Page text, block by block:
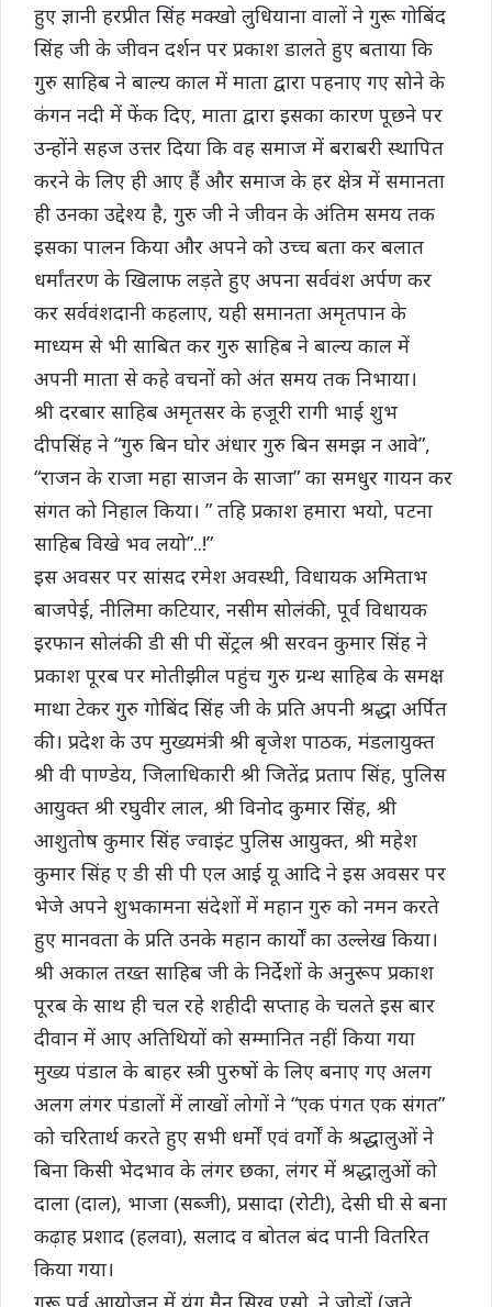
हुए ज्ञानी हरप्रीत सिंह मक्खो लुधियाना वालों ने गुरू गोबिंद
सिंह जी के जीवन दर्शन पर प्रकाश डालते हुए बताया कि
गुरु साहिब ने बाल्य काल में माता द्वारा पहनाए गए सोने के
कंगन नदी में फेंक दिए, माता द्वारा इसका कारण पूछने पर
उन्होंने सहज उत्तर दिया कि वह समाज में बराबरी स्थापित
करने के लिए ही आए हैं और समाज के हर क्षेत्र में समानता
ही उनका उद्देश्य है, गुरु जी ने जीवन के अंतिम समय तक
इसका पालन किया और अपने को उच्च बता कर बलात
धर्मांतरण के खिलाफ लड़ते हुए अपना सर्ववंश अर्पण कर
कर सर्ववंशदानी कहलाए, यही समानता अमृतपान के
माध्यम से भी साबित कर गुरु साहिब ने बाल्य काल में
अपनी माता से कहे वचनों को अंत समय तक निभाया।
श्री दरबार साहिब अमृतसर के हजूरी रागी भाई शुभ
दीपसिंह ने “गुरु बिन घोर अंधार गुरु बिन समझ न आवे”,
“राजन के राजा महा साजन के साजा” का समधुर गायन कर
संगत को निहाल किया। ” तहि प्रकाश हमारा भयो, पटना
साहिब विखे भव लयो”..!”
इस अवसर पर सांसद रमेश अवस्थी, विधायक अमिताभ
बाजपेई, नीलिमा कटियार, नसीम सोलंकी, पूर्व विधायक
इरफान सोलंकी डी सी पी सेंट्रल श्री सरवन कुमार सिंह ने
प्रकाश पूरब पर मोतीझील पहुंच गुरु ग्रन्थ साहिब के समक्ष
माथा टेकर गुरु गोबिंद सिंह जी के प्रति अपनी श्रद्धा अर्पित
की। प्रदेश के उप मुख्यमंत्री श्री बृजेश पाठक, मंडलायुक्त
श्री वी पाण्डेय, जिलाधिकारी श्री जितेंद्र प्रताप सिंह, पुलिस
आयुक्त श्री रघुवीर लाल, श्री विनोद कुमार सिंह, श्री
आशुतोष कुमार सिंह ज्वाइंट पुलिस आयुक्त, श्री महेश
कुमार सिंह ए डी सी पी एल आई यू आदि ने इस अवसर पर
भेजे अपने शुभकामना संदेशों में महान गुरु को नमन करते
हुए मानवता के प्रति उनके महान कार्यों का उल्लेख किया।
श्री अकाल तख्त साहिब जी के निर्देशों के अनुरूप प्रकाश
पूरब के साथ ही चल रहे शहीदी सप्ताह के चलते इस बार
दीवान में आए अतिथियों को सम्मानित नहीं किया गया
मुख्य पंडाल के बाहर स्त्री पुरुषों के लिए बनाए गए अलग
अलग लंगर पंडालों में लाखों लोगों ने “एक पंगत एक संगत”
को चरितार्थ करते हुए सभी धर्मों एवं वर्गों के श्रद्धालुओं ने
बिना किसी भेदभाव के लंगर छका, लंगर में श्रद्धालुओं को
दाला (दाल), भाजा (सब्जी), प्रसादा (रोटी), देसी घी से बना
कढ़ाह प्रशाद (हलवा), सलाद व बोतल बंद पानी वितरित
किया गया।
गुरू पर्व आयोजन में यंग मैन सिख एसो. ने जोड़ों (जूते